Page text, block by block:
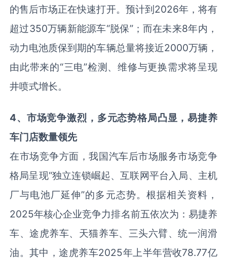
的售后市场正在快速打开。预计到2026年，将有
超过350万辆新能源车“脱保”；而在未来8年内，
动力电池质保到期的车辆总量将接近2000万辆，
由此带来的“三电”检测、维修与更换需求将呈现
井喷式增长。
4、 市场竞争激烈，多元态势格局凸显 ，易捷养
车门店数量领先
在市场竞争方面，我国汽车后市场服务市场竞争
格局呈现“独立连锁崛起、互联网平台入局、主机
厂与电池厂延伸”的多元态势。根据相关资料，
2025年核心企业竞争力排名前五依次为：易捷养
车、途虎养车、天猫养车、三头六臂、统一润滑
油。其中，途虎养车2025年上半年营收78.77亿